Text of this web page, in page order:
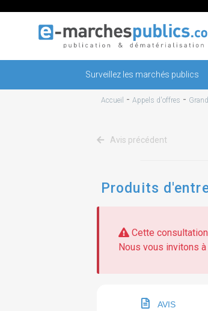
Surveillez les marchés publics
Accueil - Appels d'offres -
Avis précédent
Produits
Cette
Nous vous invitons
AVIS